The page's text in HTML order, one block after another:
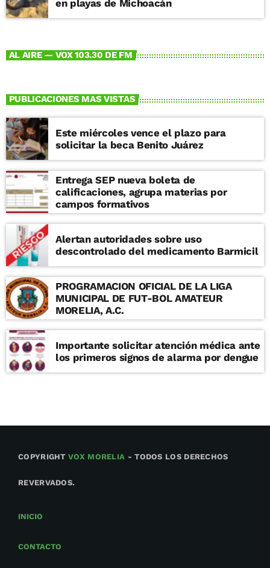
en playas de Michoacán
AL AIRE — VOX 103.30 DE FM
PUBLICACIONES MAS VISTAS
Este miércoles vence el plazo para
solicitar la beca Benito Juárez
Entrega SEP nueva boleta de
calificaciones, agrupa materias por
campos formativos
Alertan autoridades sobre uso
descontrolado del medicamento Barmicil
PROGRAMACION OFICIAL DE LA LIGA
MUNICIPAL DE FUT-BOL AMATEUR
MORELIA, A.C.
Importante solicitar atención médica ante
los primeros signos de alarma por dengue
COPYRIGHTVOX MORELIA - TODOS LOS DERECHOS
REVERVADOS.
INICIO
CONTACTO